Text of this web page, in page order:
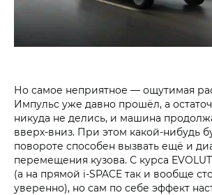
Но самое неприятное — ощутимая
Импульс уже давно прошёл, а
никуда не делись, и машина
вверх-вниз. При этом какой-нибудь
повороте способен вызвать ещё и
перемещения кузова. С курса
(а на прямой i‑SPACE так и вообще
уверенно), но сам по себе эффект